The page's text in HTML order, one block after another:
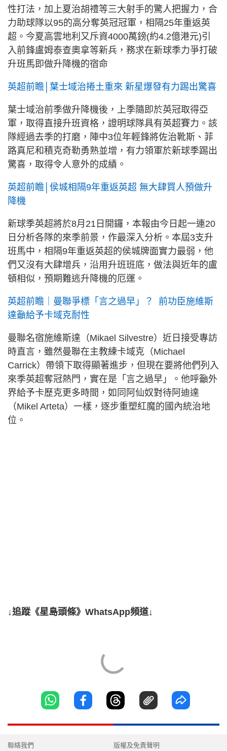
性打法，加上夏治胡禮等三大射手的驚人把握力，合
力助球隊以95的高分奪英冠冠軍，相隔25年重返英
超。今夏高雲地利又斥資4000萬鎊(約4.2億港元)引
入前鋒盧姆泰查奧拿等新兵，務求在新球季力爭打破
升班馬即做升降機的宿命
英超前瞻│葉士域治捲土重來 新星爆發有力踢出驚喜
葉士域治前季做升降機後，上季隨即於英冠取得亞
軍，取得直接升班資格，證明球隊具有英超賽力。該
隊經過去季的打磨，陣中3位年輕鋒將佐治靴斯、菲
路真尼和積克奇勒勇熟並增，有力領軍於新球季踢出
驚喜，取得令人意外的成績。
英超前瞻│侯城相隔9年重返英超 無大肆買人預做升
降機
新球季英超將於8月21日開鑼，本報由今日起一連20
日分析各隊的來季前景，作最深入分析。本屆3支升
班馬中，相隔9年重返英超的侯城牌面實力最弱，他
們又沒有大肆增兵，沿用升班班底，做法與近年的盧
頓相似，預期難逃升降機的厄運。
英超前瞻｜曼聯爭標「言之過早」？ 前功臣施維斯
達籲給予卡域克耐性
曼聯名宿施維斯達（Mikael Silvestre）近日接受專訪
時直言，雖然曼聯在主教練卡域克（Michael
Carrick）帶領下取得顯著進步，但現在要將他們列入
來季英超奪冠熱門，實在是「言之過早」。他呼籲外
界給予卡歷克更多時間，如同阿仙奴對待阿迪達
（Mikel Arteta）一樣，逐步重塑紅魔的國內統治地
位。
↓追蹤《星島頭條》WhatsApp頻道↓
聯絡我們 版權及免責聲明